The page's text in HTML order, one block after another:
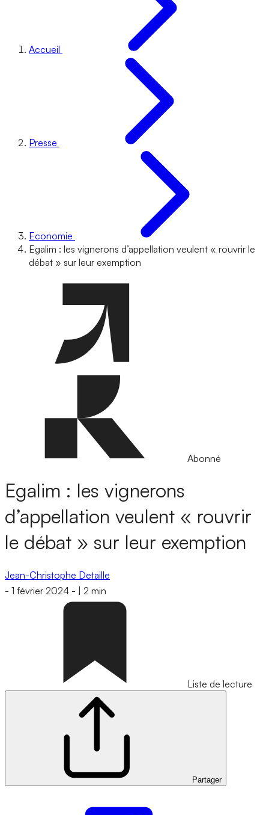
Accueil
Presse
Economie
Egalim : les vignerons d’appellation veulent « rouvrir le
débat » sur leur exemption
Abonné
Egalim : les vignerons
d’appellation veulent « rouvrir
le débat » sur leur exemption
Jean-Christophe Detaille
- 1 février 2024 - 2 min
Liste de lecture
Partager